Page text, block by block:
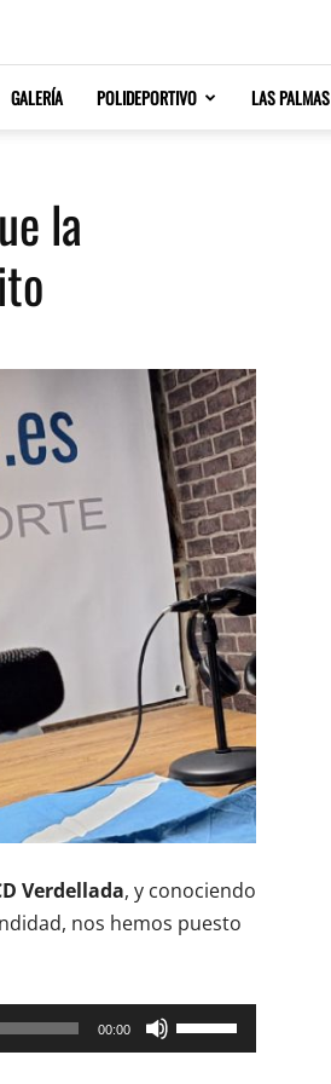
GALERÍA POLIDEPORTIVO LAS PALMAS
la
Verdellada, y conociendo
nos hemos puesto
00:00
Utiliza
las